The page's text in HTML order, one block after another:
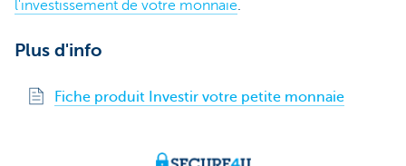
l'investissement de votre monnaie.
Plus d'info
Fiche produit Investir votre petite monnaie